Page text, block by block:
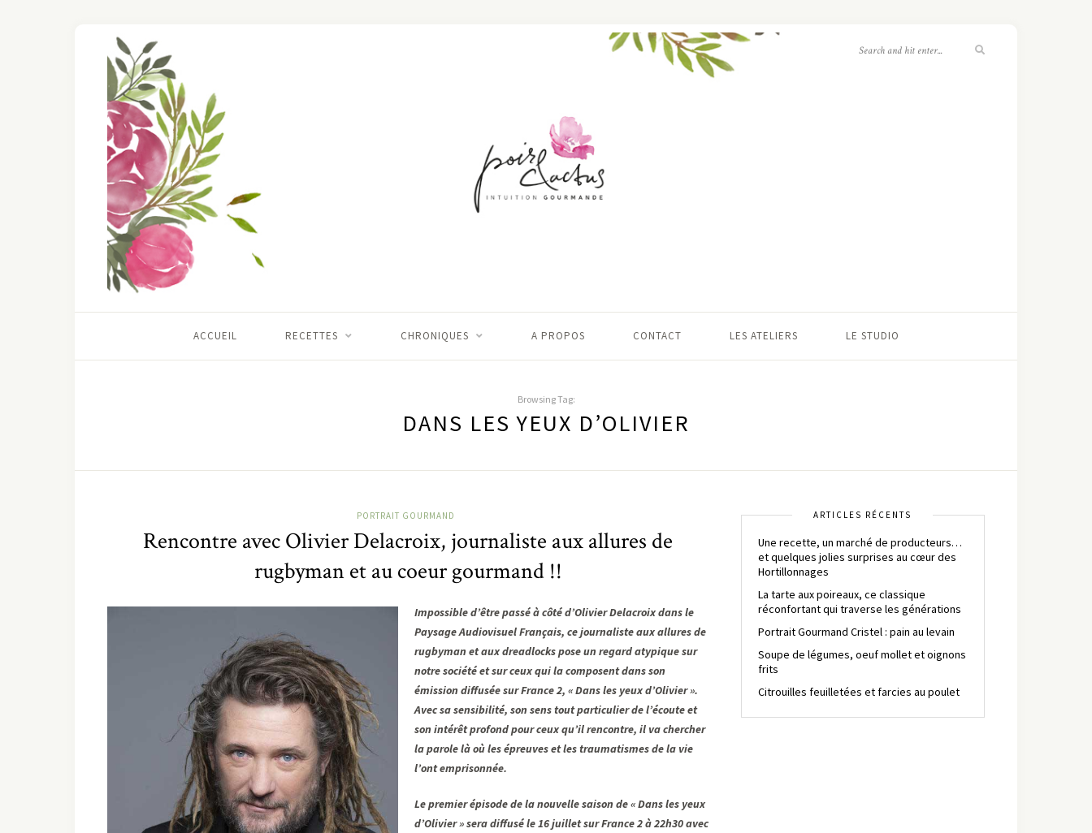
ACCUEIL RECETTES CHRONIQUES A PROPOS CONTACT LES ATELIERS LE STUDIO
Browsing Tag:
DANS LES YEUX D’OLIVIER
PORTRAIT GOURMAND
Rencontre avec Olivier Delacroix, journaliste aux allures de
rugbyman et au coeur gourmand !!
Impossible d’être passé à côté d’Olivier Delacroix dans le
Paysage Audiovisuel Français, ce journaliste aux allures de
rugbyman et aux dreadlocks pose un regard atypique sur
notre société et sur ceux qui la composent dans son
émission diffusée sur France 2, « Dans les yeux d’Olivier ».
Avec sa sensibilité, son sens tout particulier de l’écoute et
son intérêt profond pour ceux qu’il rencontre, il va chercher
la parole là où les épreuves et les traumatismes de la vie
l’ont emprisonnée.
Le premier épisode de la nouvelle saison de « Dans les yeux
d’Olivier » sera diffusé le 16 juillet sur France 2 à 22h30 avec
ARTICLES RÉCENTS
Une recette, un marché de producteurs…
et quelques jolies surprises au cœur des
Hortillonnages
La tarte aux poireaux, ce classique
réconfortant qui traverse les générations
Portrait Gourmand Cristel : pain au levain
Soupe de légumes, oeuf mollet et oignons
frits
Citrouilles feuilletées et farcies au poulet